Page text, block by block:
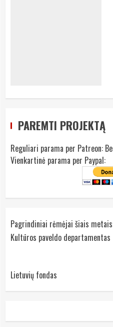
PAREMTI PROJEKTĄ
Reguliari parama per Patreon:
Vienkartinė parama per Paypal:
Pagrindiniai rėmėjai šiais
Kultūros paveldo departamentas
Lietuvių fondas